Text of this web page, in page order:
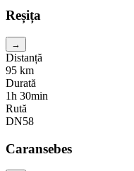
Reșița
→
Distanță
95 km
Durată
1h 30min
Rută
DN58
Caransebes